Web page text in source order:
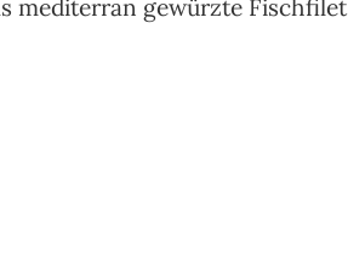
mediterran gewürzte Fischfilet